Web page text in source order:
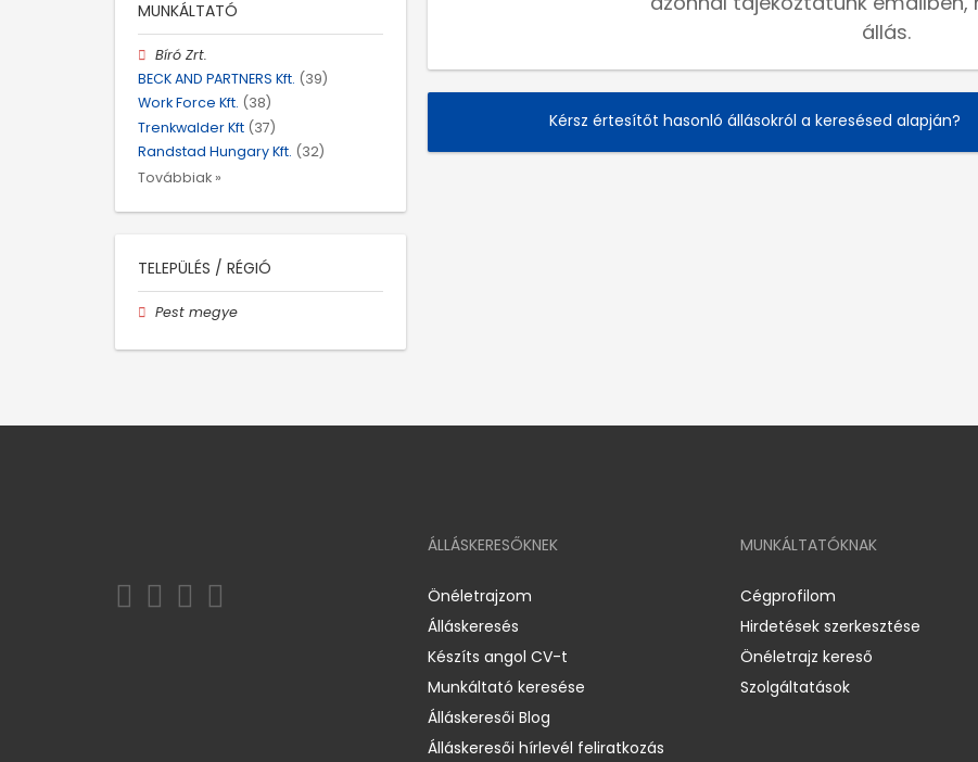
állás.
Kérsz értesítőt hasonló állásokról a keresésed alapján?
MUNKÁLTATÓ
Bíró Zrt.
BECK AND PARTNERS Kft. (39)
Work Force Kft. (38)
Trenkwalder Kft (37)
Randstad Hungary Kft. (32)
Továbbiak »
TELEPÜLÉS / RÉGIÓ
Pest megye
ÁLLÁSKERESŐKNEK
Önéletrajzom
Álláskeresés
Készíts angol CV-t
Munkáltató keresése
Álláskeresői Blog
Álláskeresői hírlevél feliratkozás
MUNKÁLTATÓKNAK
Cégprofilom
Hirdetések szerkesztése
Önéletrajz kereső
Szolgáltatások